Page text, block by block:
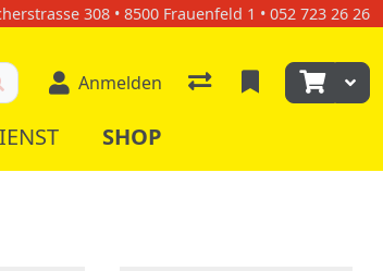
308 • 8500 Frauenfeld 1 • 052 723 26 26
Anmelden
SHOP